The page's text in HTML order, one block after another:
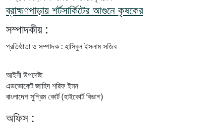
ব্রাহ্মণপাড়ায় শর্টসার্কিটের আগুনে কৃষকের
সম্পাদকীয় :
প্রতিষ্ঠাতা ও সম্পাদক : হাসিবুল ইসলাম সজিব
আইনী উপদেষ্টা
এডভোকেট জাহিদ শরিফ ইমন
বাংলাদেশ সুপ্রিম কোর্ট (হাইকোর্ট বিভাগ)
অফিস :